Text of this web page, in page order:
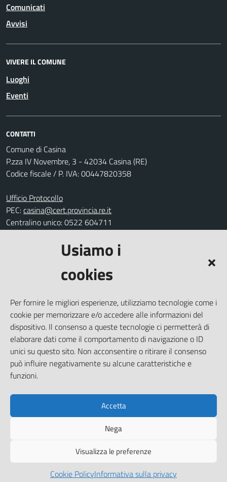
Usiamo i
cookies
Per fornire le migliori esperienze, utilizziamo tecnologie come i
cookie per memorizzare e/o accedere alle informazioni del
dispositivo. Il consenso a queste tecnologie ci permetterà di
elaborare dati come il comportamento di navigazione o ID
unici su questo sito. Non acconsentire o ritirare il consenso
può influire negativamente su alcune caratteristiche e
funzioni.
Accetta
Nega
Visualizza le preferenze
Cookie PolicyInformativa sulla privacy
Comunicati
Avvisi
VIVERE IL COMUNE
Luoghi
Eventi
CONTATTI
Comune di Casina
P.zza IV Novembre, 3 - 42034 Casina (RE)
Codice fiscale / P. IVA: 00447820358
Ufficio Protocollo
PEC:casina@cert.provincia.re.it
Centralino unico: 0522 604711
Segnalazione disservizio
Amministrazione trasparente
Informativa privacy
Note legali
Dichiarazione di accessibilità
Piano di miglioramento del sito
SEGUICI SU